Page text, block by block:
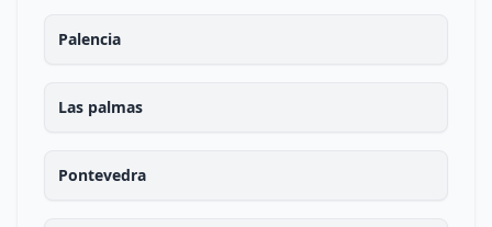
Palencia
Las palmas
Pontevedra